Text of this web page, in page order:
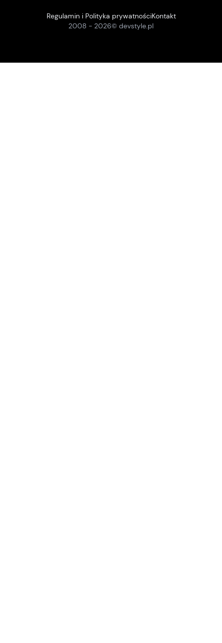
2008 - 2026© devstyle.pl
Regulamin i Polityka prywatnościKontakt